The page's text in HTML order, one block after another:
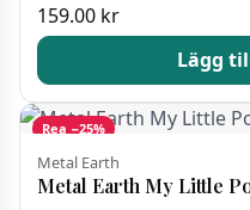
159.00 kr
Lägg
Rea −25%
Metal Earth
Metal Earth My Little